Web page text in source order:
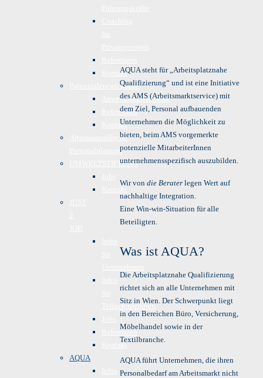
AQUA steht für „Arbeitsplatznahe
Qualifizierung“ und ist eine Initiative
des AMS (Arbeitsmarktservice) mit
dem Ziel, Personal aufbauenden
Unternehmen die Möglichkeit zu
bieten, beim AMS vorgemerkte
potenzielle MitarbeiterInnen
unternehmensspezifisch auszubilden.
Wir von die Berater legen Wert auf
nachhaltige Integration.
Eine Win-win-Situation für alle
Beteiligten.
Was ist AQUA?
Die Arbeitsplatznahe Qualifizierung
richtet sich an alle Unternehmen mit
Sitz in Wien. Der Schwerpunkt liegt
in den Bereichen Büro, Versicherung,
Möbelhandel sowie in der
Textilbranche.
AQUA führt Unternehmen, die ihren
Personalbedarf am Arbeitsmarkt nicht
Kontakt
Potenzialentwicklung
Anwendungsbereiche
Referenzen
Kontakt
Alternsspezifische
Personalplanung
UMWELTSTIFTUNG
TeilnehmerInnen
Referenzen
Kontakt
AQUA